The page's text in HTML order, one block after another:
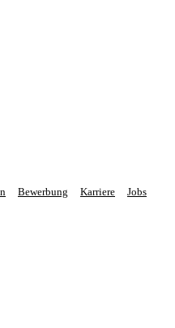
Bewerbung Karriere Jobs